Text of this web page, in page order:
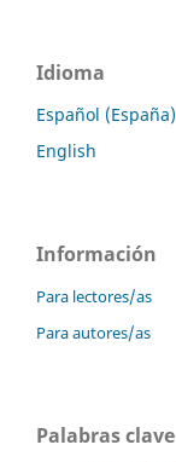
Idioma
Español (España)
English
Información
Para lectores/as
Para autores/as
Palabras clave